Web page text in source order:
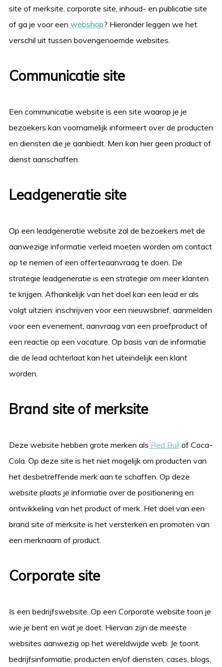
site of merksite, corporate site, inhoud- en publicatie site
of ga je voor een webshop? Hieronder leggen we het
verschil uit tussen bovengenoemde websites.
Communicatie site
Een communicatie website is een site waarop je je
bezoekers kan voornamelijk informeert over de producten
en diensten die je aanbiedt. Men kan hier geen product of
dienst aanschaffen.
Leadgeneratie site
Op een leadgeneratie website zal de bezoekers met de
aanwezige informatie verleid moeten worden om contact
op te nemen of een offerteaanvraag te doen. De
strategie leadgeneratie is een strategie om meer klanten
te krijgen. Afhankelijk van het doel kan een lead er als
volgt uitzien: inschrijven voor een nieuwsbrief, aanmelden
voor een evenement, aanvraag van een proefproduct of
een reactie op een vacature. Op basis van de informatie
die de lead achterlaat kan het uiteindelijk een klant
worden.
Brand site of merksite
Deze website hebben grote merken als Red Bull of Coca-
Cola. Op deze site is het niet mogelijk om producten van
het desbetreffende merk aan te schaffen. Op deze
website plaats je informatie over de positionering en
ontwikkeling van het product of merk. Het doel van een
brand site of merksite is het versterken en promoten van
een merknaam of product.
Corporate site
Is een bedrijfswebsite. Op een Corporate website toon je
wie je bent en wat je doet. Hiervan zijn de meeste
websites aanwezig op het wereldwijde web. Je toont
bedrijfsinformatie, producten en/of diensten, cases, blogs,